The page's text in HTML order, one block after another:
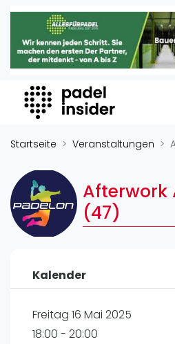
Padel Insider
Home
Organisationen
Buchungssysteme
Padel-Shops
Padelplatzbauer
Verschiedenes
Veranstaltungen
International
Ranking
Startseite Veranstaltungen
Afterwork
(47)
Kalender
Freitag 16 Mai 2025
18:00 - 20:00